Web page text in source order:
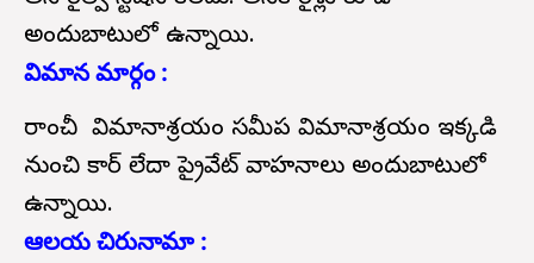
అందుబాటులో ఉన్నాయి.
విమాన మార్గం :
రాంచీ విమానాశ్రయం సమీప విమానాశ్రయం ఇక్కడి
నుంచి కార్ లేదా ప్రైవేట్ వాహనాలు అందుబాటులో
ఉన్నాయి.
ఆలయ చిరునామా :